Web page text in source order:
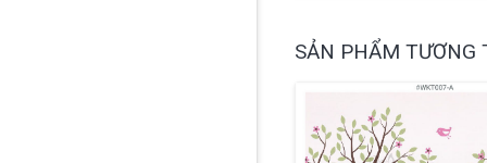
SẢN PHẨM TƯƠNG